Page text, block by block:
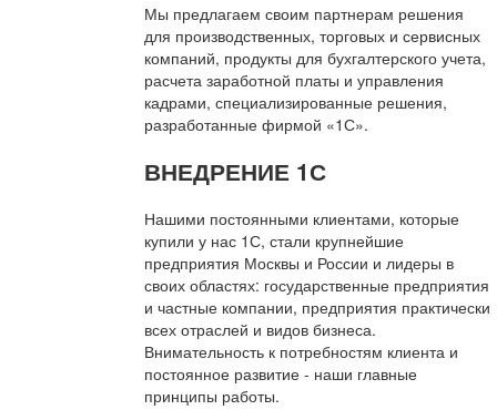
Мы предлагаем своим партнерам решения
для производственных, торговых и сервисных
компаний, продукты для бухгалтерского учета,
расчета заработной платы и управления
кадрами, специализированные решения,
разработанные фирмой «1С».
ВНЕДРЕНИЕ 1С
Нашими постоянными клиентами, которые
купили у нас 1С, стали крупнейшие
предприятия Москвы и России и лидеры в
своих областях: государственные предприятия
и частные компании, предприятия практически
всех отраслей и видов бизнеса.
Внимательность к потребностям клиента и
постоянное развитие - наши главные
принципы работы.